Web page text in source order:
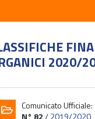
2020/
Comunicato Ufficiale:
N° 82/2019/2020